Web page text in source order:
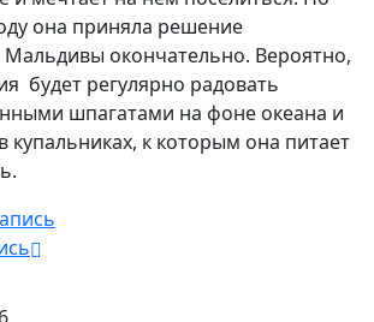
она приняла решение
Мальдивы окончательно. Вероятно,
будет регулярно радовать
шпагатами на фоне океана и
к которым она питает